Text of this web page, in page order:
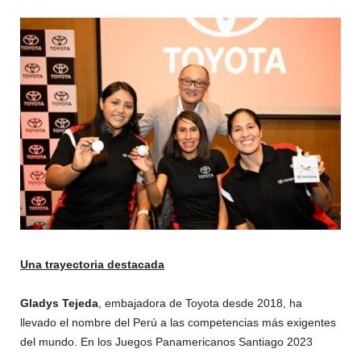
Una trayectoria destacada
Gladys Tejeda , embajadora de Toyota desde 2018, ha
llevado el nombre del Perú a las competencias más exigentes
del mundo. En los Juegos Panamericanos Santiago 2023